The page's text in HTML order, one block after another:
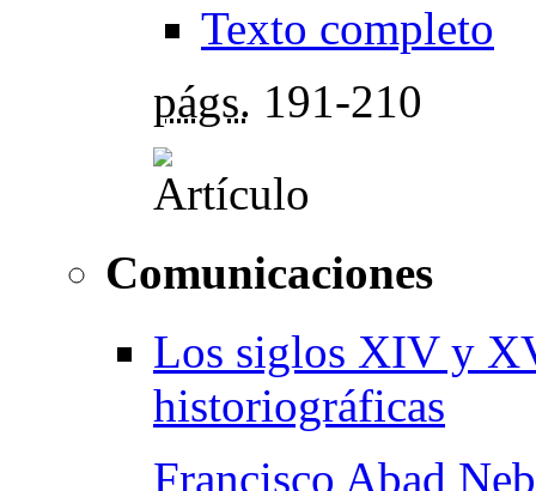
Texto completo
págs. 191-210
Comunicaciones
Los siglos XIV y
historiográficas
Francisco Abad